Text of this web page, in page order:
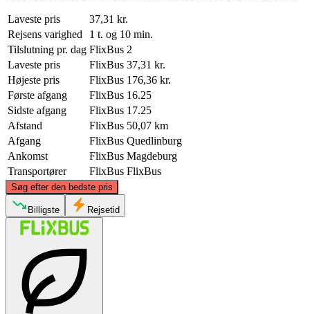
Laveste pris
37,31 kr.
Rejsens varighed
1 t. og 10 min.
Tilslutning pr. dag FlixBus 2
Laveste pris
FlixBus 37,31 kr.
Højeste pris
FlixBus 176,36 kr.
Første afgang
FlixBus 16.25
Sidste afgang
FlixBus 17.25
Afstand
FlixBus 50,07 km
Afgang
FlixBus Quedlinburg
Ankomst
FlixBus Magdeburg
Transportører
FlixBus FlixBus
Søg efter den bedste pris
©
Billigste Rejsetid